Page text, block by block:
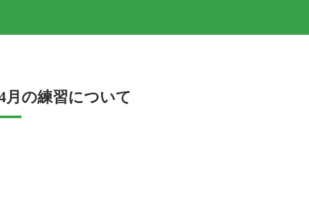
の練習について